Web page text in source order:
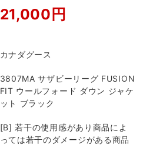
21,000円
カナダグース
3807MA サザビーリーグ FUSION
FIT ウールフォード ダウン ジャケ
ット ブラック
[B] 若干の使用感があり商品によ
っては若干のダメージがある商品